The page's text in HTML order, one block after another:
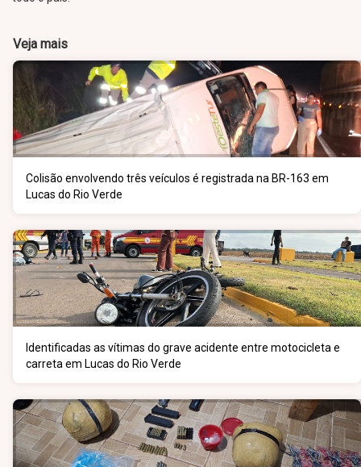
Veja mais
Colisão envolvendo três veículos é registrada na BR-163 em
Lucas do Rio Verde
Identificadas as vítimas do grave acidente entre motocicleta e
carreta em Lucas do Rio Verde